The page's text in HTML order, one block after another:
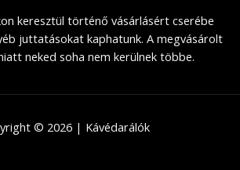
keresztül történő vásárlásért cserébe
juttatásokat kaphatunk. A megvásárolt
neked soha nem kerülnek többe.
© 2026 | Kávédarálók